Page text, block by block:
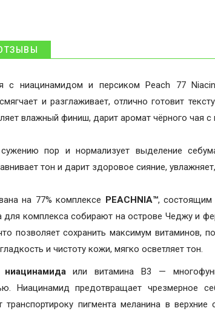
с ниацинамидом и персиком Peach 77
и разглаживает, отлично готовит
влажный финиш, дарит аромат чёрного чая с
сужению пор и нормализует выделение
тон и дарит здоровое сияние,
на 77% комплексе PEACHNIA™, состоящим
комплекса собирают на острове Чеджу и
позволяет сохранить максимум витаминов,
и чистоту кожи, мягко осветляет тон.
ниацинамидаили витамина B3 —
Ниацинамид предотвращает чрезмерное
транспортироку пигмента меланина в